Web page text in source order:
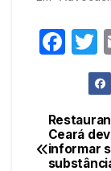
F
e
b
de
Ceará
informar